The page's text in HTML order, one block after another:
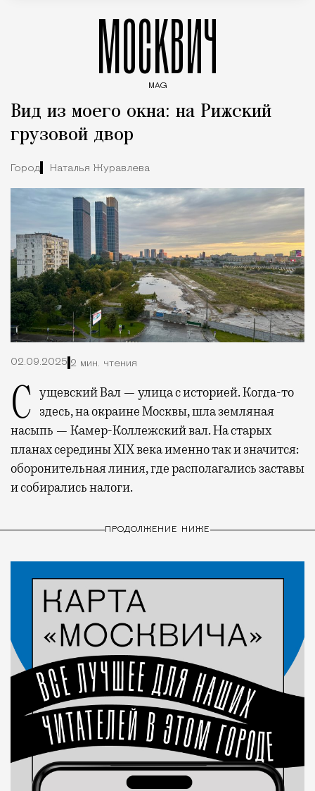
МОСКВИЧ
MAG
Вид из моего окна: на Рижский
грузовой двор
Город Наталья Журавлева
02.09.2025 2 мин. чтения
Сущевский Вал — улица с историей. Когда-то здесь, на окраине Москвы, шла земляная
насыпь — Камер-Коллежский вал. На старых
планах середины XIX века именно так и значится:
оборонительная линия, где располагались заставы
и собирались налоги.
ПРОДОЛЖЕНИЕ НИЖЕ